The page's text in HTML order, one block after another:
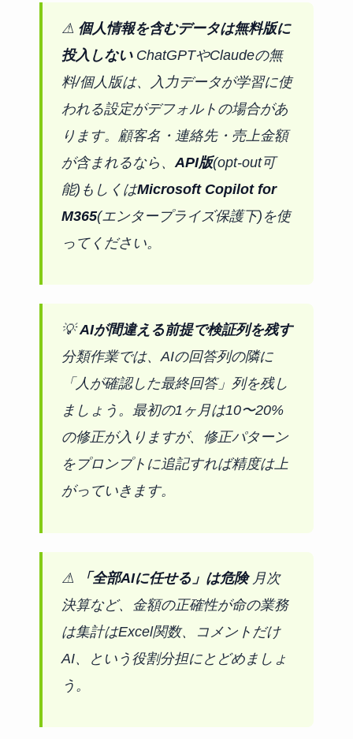
⚠ 個人情報を含むデータは無料版に
投入しないChatGPTやClaudeの無
料/個人版は、入力データが学習に使
われる設定がデフォルトの場合があ
ります。顧客名・連絡先・売上金額
が含まれるなら、API版(opt-out可
能)もしくはMicrosoft Copilot for
M365(エンタープライズ保護下)を使
ってください。
💡AIが間違える前提で検証列を残す
分類作業では、AIの回答列の隣に
「人が確認した最終回答」列を残し
ましょう。最初の1ヶ月は10〜20%
の修正が入りますが、修正パターン
をプロンプトに追記すれば精度は上
がっていきます。
⚠ 「全部AIに任せる」は危険月次
決算など、金額の正確性が命の業務
は集計はExcel関数、コメントだけ
AI、という役割分担にとどめましょ
う。